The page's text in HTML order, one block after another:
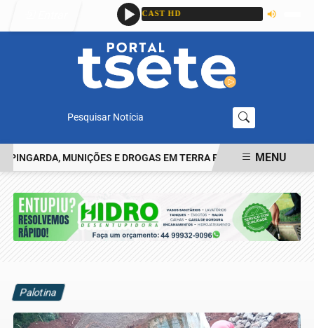
Pesquisar Notícia
MUNIÇÕES E DROGAS EM TERRA ROXA CASAL É
MENU
Palotina